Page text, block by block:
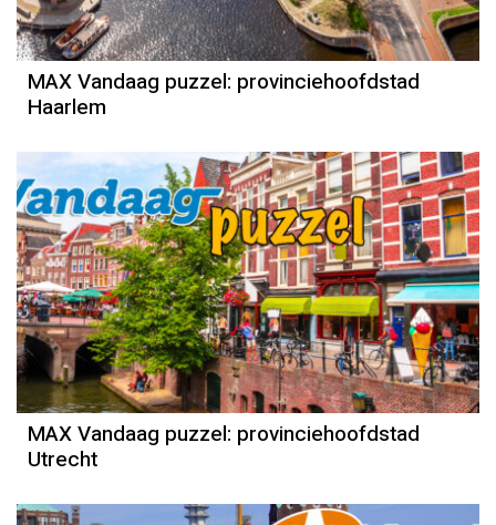
MAX Vandaag puzzel: provinciehoofdstad
Haarlem
MAX Vandaag puzzel: provinciehoofdstad
Utrecht